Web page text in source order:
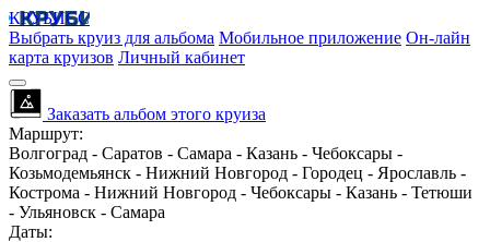
КРУБИСС
Выбрать круиз для альбома Мобильное приложение Он-лайн
карта круизов Личный кабинет
Заказать альбом этого круиза
Маршрут:
Волгоград - Саратов - Самара - Казань - Чебоксары -
Козьмодемьянск - Нижний Новгород - Городец - Ярославль -
Кострома - Нижний Новгород - Чебоксары - Казань - Тетюши
- Ульяновск - Самара
Даты: